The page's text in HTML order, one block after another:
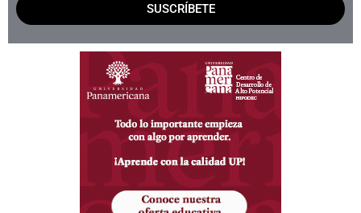
SUSCRÍBETE